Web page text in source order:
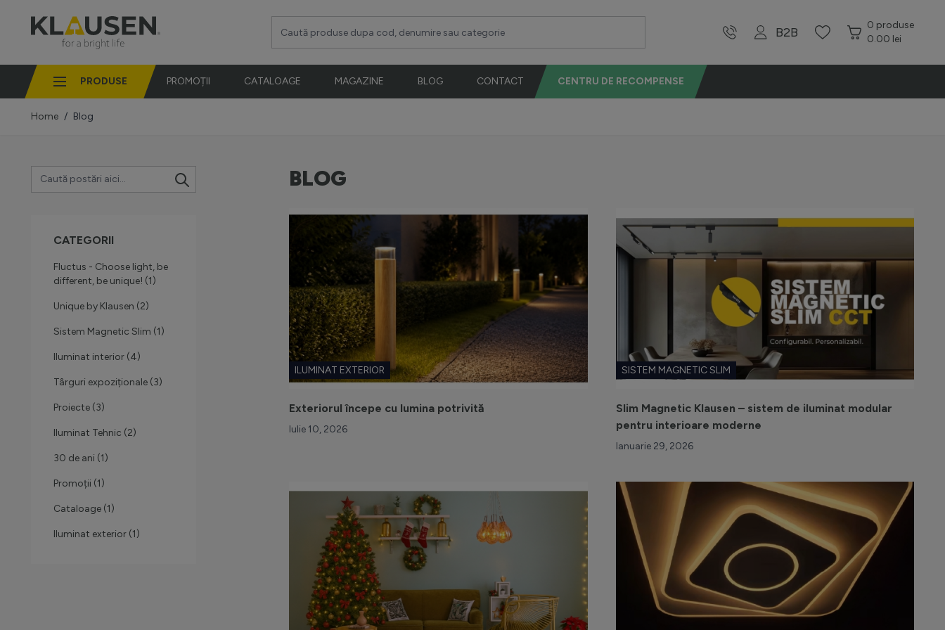
B2B 0 produse
0.00 lei
PRODUSE PROMOȚII CATALOAGE MAGAZINE BLOG CONTACT CENTRU DE RECOMPENSE
Home / Blog
BLOG
ILUMINAT EXTERIOR
Exteriorul începe cu lumina potrivită
Iulie 10, 2026
SISTEM MAGNETIC SLIM
Slim Magnetic Klausen – sistem de iluminat modular
pentru interioare moderne
Ianuarie 29, 2026
CATEGORII
Fluctus - Choose light, be
different, be unique! (1)
Unique by Klausen (2)
Sistem Magnetic Slim (1)
Iluminat interior (4)
Târguri expoziționale (3)
Proiecte (3)
Iluminat Tehnic (2)
30 de ani (1)
Promoții (1)
Cataloage (1)
Iluminat exterior (1)